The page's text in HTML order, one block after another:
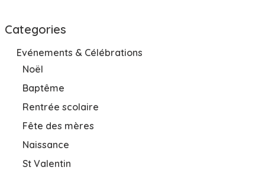
Categories
Evénements & Célébrations
Noël
Baptême
Rentrée scolaire
Fête des mères
Naissance
St Valentin